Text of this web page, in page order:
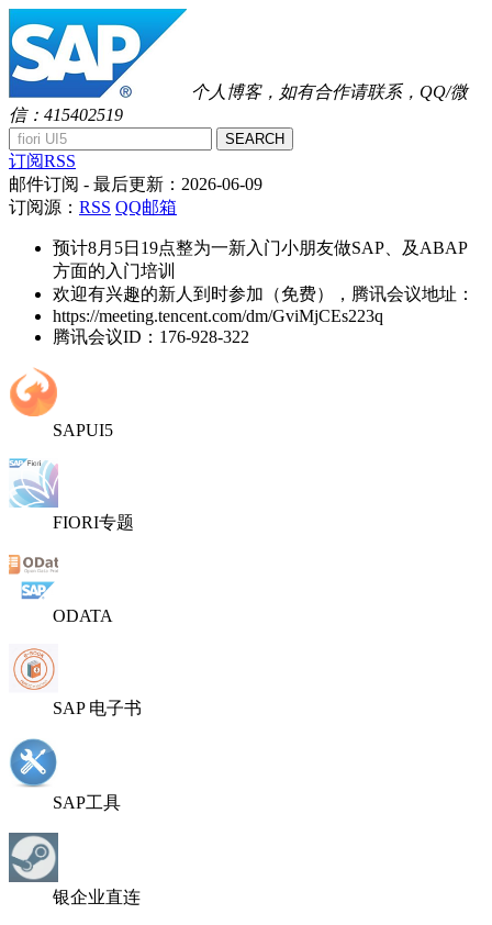
个人博客，如有合作请联系，QQ/微
信：415402519
SEARCH
订阅RSS
邮件订阅 - 最后更新： 2026-06-09
订阅源： RSS QQ邮箱
预计8月5日19点整为一新入门小朋友做SAP、及ABAP
方面的入门培训
欢迎有兴趣的新人到时参加（免费），腾讯会议地址：
https://meeting.tencent.com/dm/GviMjCEs223q
腾讯会议ID：176-928-322
SAPUI5
FIORI专题
ODATA
SAP 电子书
SAP工具
银企业直连